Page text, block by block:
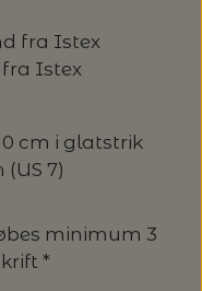
20%
20%
BØRN (STR.
- LEKNIT
KNITWEAR
KNITPRO -
fra Istex
Istex
cm i glatstrik
7)
minimum 3
*